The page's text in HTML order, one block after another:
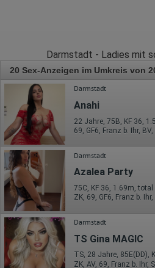
Darmstadt - Ladies mit
20 Sex-Anzeigen im Umkreis von
Darmstadt
Anahi
22 Jahre, 75B, KF 36,
Darmstadt
Azalea Party
75C, KF 36, 1.69m,
Darmstadt
TS Gina MAGIC